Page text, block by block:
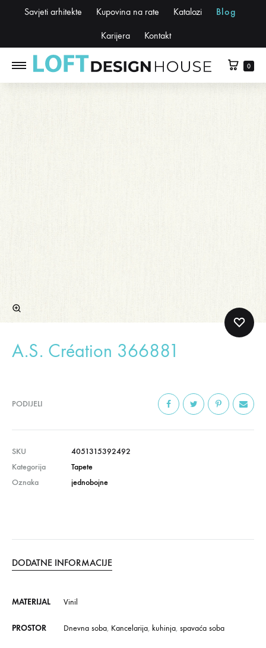
Savjeti arhitekte Kupovina na rate Katalozi Blog
Karijera Kontakt
0
A.S. Création 366881
PODIJELI
SKU
4051315392492
Kategorija
Tapete
Oznaka
jednobojne
DODATNE INFORMACIJE
MATERIJAL Vinil
PROSTOR Dnevna soba, Kancelarija, kuhinja, spavaća soba